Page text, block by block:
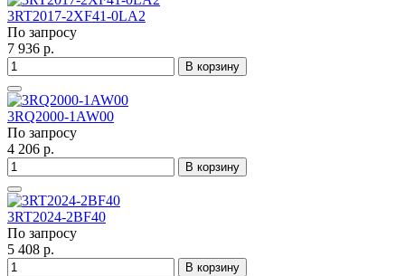
3RT2017-2XF41-0LA2
По запросу
7 936 р.
В корзину
3RQ2000-1AW00
По запросу
4 206 р.
В корзину
3RT2024-2BF40
По запросу
5 408 р.
В корзину